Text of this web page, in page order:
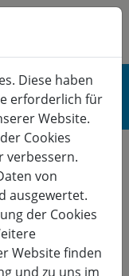
Diese haben
erforderlich für
Website.
Cookies
verbessern.
von
ausgewertet.
der Cookies
Website finden
und zu uns im